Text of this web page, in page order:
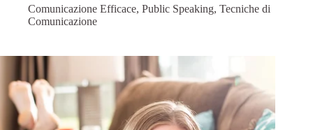
Comunicazione Efficace, Public Speaking, Tecniche di
Comunicazione